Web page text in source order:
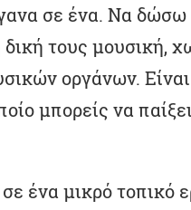
σε ένα. Να
τους μουσική,
οργάνων.
μπορείς να
ένα μικρό τοπικό